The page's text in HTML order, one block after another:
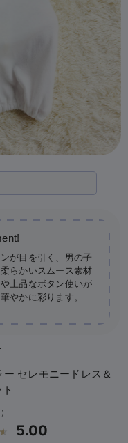
が目を引く、男の子
らかいスムース素材
上品なボタン使いが
やかに彩ります。
セレモニードレス＆
5.00